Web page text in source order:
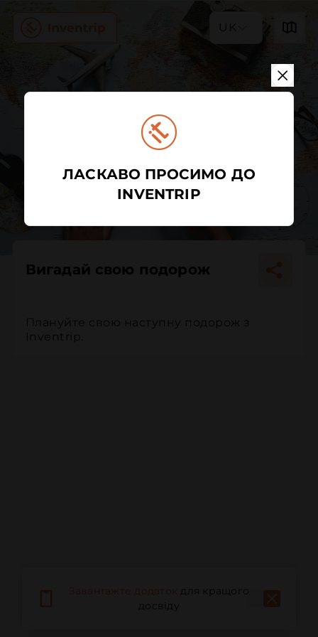
UK
Вигадай свою подорож
Плануйте свою наступну подорож з
Inventrip.
для кращого
досвіду
ЛАСКАВО ПРОСИМО ДО
INVENTRIP